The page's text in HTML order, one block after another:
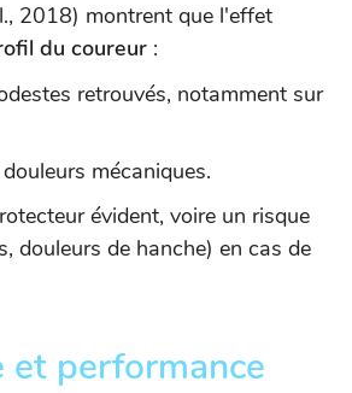
2018) montrent que l'effet
du coureur :
retrouvés, notamment sur
mécaniques.
évident, voire un risque
douleurs de hanche) en cas de
et performance